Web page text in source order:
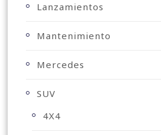
Lanzamientos
Mantenimiento
Mercedes
SUV
4X4